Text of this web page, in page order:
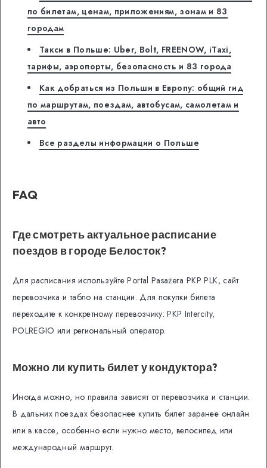
по билетам, ценам, приложениям, зонам и 83
городам
Такси в Польше: Uber, Bolt, FREENOW, iTaxi,
тарифы, аэропорты, безопасность и 83 города
Как добраться из Польши в Европу: общий гид
по маршрутам, поездам, автобусам, самолетам и
авто
Все разделы информации о Польше
FAQ
Где смотреть актуальное расписание
поездов в городе Белосток?
Для расписания используйте Portal Pasażera PKP PLK, сайт
перевозчика и табло на станции. Для покупки билета
переходите к конкретному перевозчику: PKP Intercity,
POLREGIO или региональный оператор.
Можно ли купить билет у кондуктора?
Иногда можно, но правила зависят от перевозчика и станции.
В дальних поездах безопаснее купить билет заранее онлайн
или в кассе, особенно если нужно место, велосипед или
международный маршрут.